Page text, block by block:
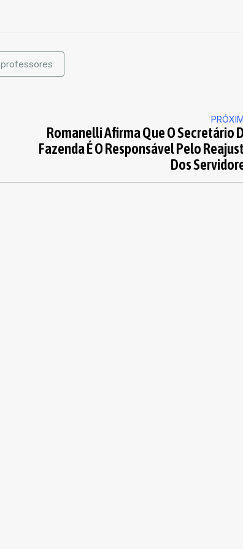
professores
Romanelli Afirma Que O Secretário
Fazenda É O Responsável Pelo
Dos